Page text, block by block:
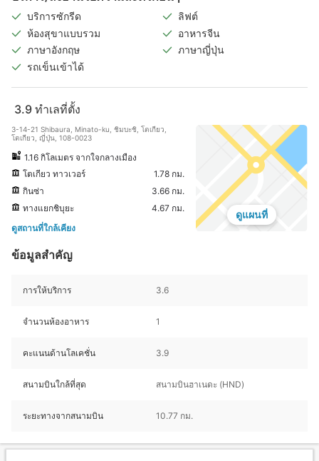
บริการซักรีด
ลิฟต์
ห้องสุขาแบบรวม
อาหารจีน
ภาษาอังกฤษ
ภาษาญี่ปุ่น
รถเข็นเข้าได้
3.9 ทำเลที่ตั้ง
3-14-21 Shibaura, Minato-ku, ชิมบะชิ, โตเกียว,
โตเกียว, ญี่ปุ่น, 108-0023
1.16 กิโลเมตร จากใจกลางเมือง
โตเกียว ทาวเวอร์
1.78 กม.
กินซ่า
3.66 กม.
ทางแยกชิบุยะ
4.67 กม.
ดูสถานที่ใกล้เคียง
ดูแผนที่
ข้อมูลสำคัญ
การให้บริการ 3.6
จำนวนห้องอาหาร 1
คะแนนด้านโลเคชั่น 3.9
สนามบินใกล้ที่สุด สนามบินฮาเนดะ (HND)
ระยะทางจากสนามบิน 10.77 กม.